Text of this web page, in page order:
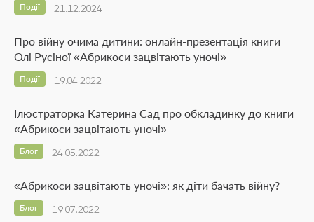
21.12.2024
Події
Про війну очима дитини: онлайн-презентація книги
Олі Русіної «Абрикоси зацвітають уночі»
19.04.2022
Події
Ілюстраторка Катерина Сад про обкладинку до книги
«Абрикоси зацвітають уночі»
24.05.2022
Блог
«Абрикоси зацвітають уночі»: як діти бачать війну?
19.07.2022
Блог